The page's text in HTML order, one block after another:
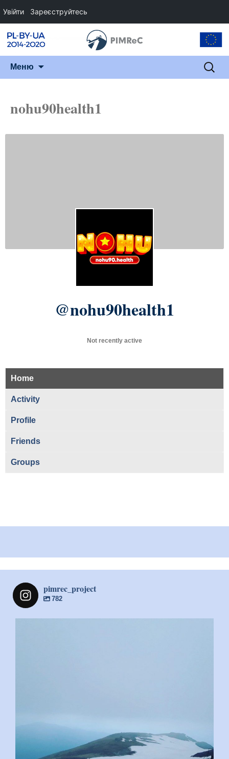
Меню
nohu90health1
@nohu90health1
Not recently active
Home
Activity
Profile
Friends
Groups
pimrec_project
782
Увійти Зареєструйтесь